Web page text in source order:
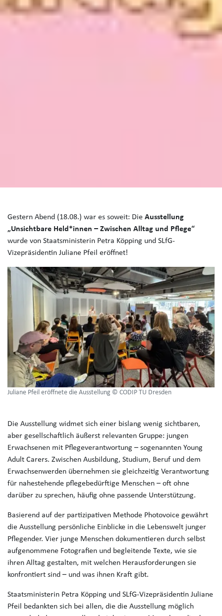
Gestern Abend (18.08.) war es soweit: Die Ausstellung
„Unsichtbare Held*innen – Zwischen Alltag und Pflege“
wurde von Staatsministerin Petra Köpping und SLfG-
Vizepräsidentin Juliane Pfeil eröffnet!
Juliane Pfeil eröffnete die Ausstellung © CODIP TU Dresden
Die Ausstellung widmet sich einer bislang wenig sichtbaren,
aber gesellschaftlich äußerst relevanten Gruppe: jungen
Erwachsenen mit Pflegeverantwortung – sogenannten Young
Adult Carers. Zwischen Ausbildung, Studium, Beruf und dem
Erwachsenwerden übernehmen sie gleichzeitig Verantwortung
für nahestehende pflegebedürftige Menschen – oft ohne
darüber zu sprechen, häufig ohne passende Unterstützung.
Basierend auf der partizipativen Methode Photovoice gewährt
die Ausstellung persönliche Einblicke in die Lebenswelt junger
Pflegender. Vier junge Menschen dokumentieren durch selbst
aufgenommene Fotografien und begleitende Texte, wie sie
ihren Alltag gestalten, mit welchen Herausforderungen sie
konfrontiert sind – und was ihnen Kraft gibt.
Staatsministerin Petra Köpping und SLfG-Vizepräsidentin Juliane
Pfeil bedankten sich bei allen, die die Ausstellung möglich